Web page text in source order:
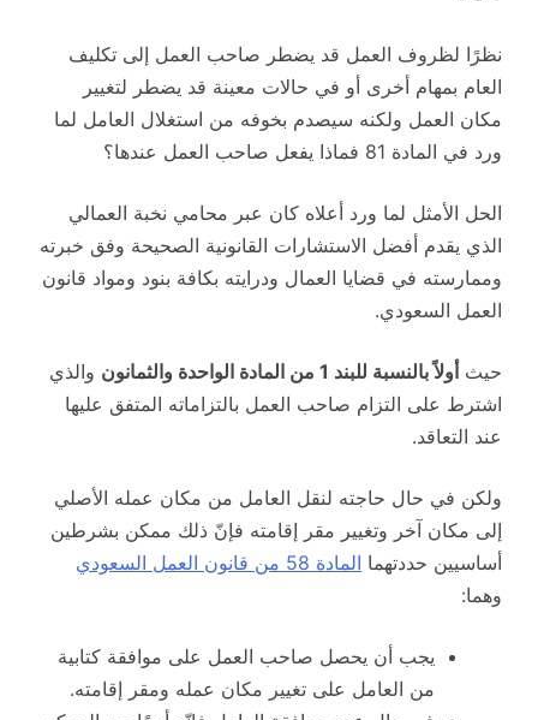
نظرًا لظروف العمل قد يضطر صاحب العمل إلى تكليف
العام بمهام أخرى أو في حالات معينة قد يضطر لتغيير
مكان العمل ولكنه سيصدم بخوفه من استغلال العامل لما
ورد في المادة 81 فماذا يفعل صاحب العمل عندها؟
الحل الأمثل لما ورد أعلاه كان عبر محامي نخبة العمالي
الذي يقدم أفضل الاستشارات القانونية الصحيحة وفق خبرته
وممارسته في قضايا العمال ودرايته بكافة بنود ومواد قانون
العمل السعودي.
حيثأولاً بالنسبة للبند 1 من المادة الواحدة والثمانون
والذي
اشترط على التزام صاحب العمل بالتزاماته المتفق عليها
عند التعاقد.
ولكن في حال حاجته لنقل العامل من مكان عمله الأصلي
إلى مكان آخر وتغيير مقر إقامته فإنّ ذلك ممكن بشرطين
أساسيين حددتهما المادة 58 من قانون العمل السعودي
وهما:
يجب أن يحصل صاحب العمل على موافقة كتابية
من العامل على تغيير مكان عمله ومقر إقامته.